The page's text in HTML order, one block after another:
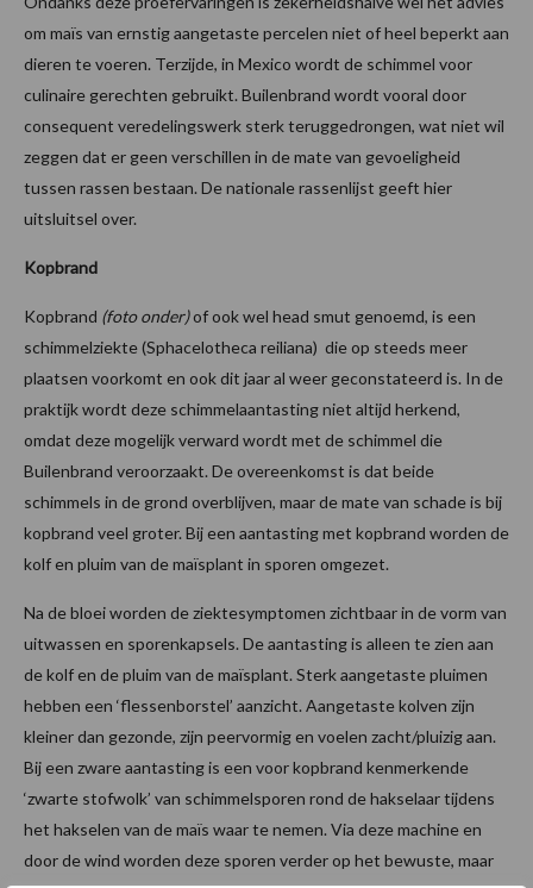
om maïs van ernstig aangetaste percelen niet of heel beperkt aan
dieren te voeren. Terzijde, in Mexico wordt de schimmel voor
culinaire gerechten gebruikt. Builenbrand wordt vooral door
consequent veredelingswerk sterk teruggedrongen, wat niet wil
zeggen dat er geen verschillen in de mate van gevoeligheid
tussen rassen bestaan. De nationale rassenlijst geeft hier
uitsluitsel over.
Kopbrand
Kopbrand (foto onder)of ook wel head smut genoemd, is een
schimmelziekte (Sphacelotheca reiliana) die op steeds meer
plaatsen voorkomt en ook dit jaar al weer geconstateerd is. In de
praktijk wordt deze schimmelaantasting niet altijd herkend,
omdat deze mogelijk verward wordt met de schimmel die
Builenbrand veroorzaakt. De overeenkomst is dat beide
schimmels in de grond overblijven, maar de mate van schade is bij
kopbrand veel groter. Bij een aantasting met kopbrand worden de
kolf en pluim van de maïsplant in sporen omgezet.
Na de bloei worden de ziektesymptomen zichtbaar in de vorm van
uitwassen en sporenkapsels. De aantasting is alleen te zien aan
de kolf en de pluim van de maïsplant. Sterk aangetaste pluimen
hebben een ‘flessenborstel’ aanzicht. Aangetaste kolven zijn
kleiner dan gezonde, zijn peervormig en voelen zacht/pluizig aan.
Bij een zware aantasting is een voor kopbrand kenmerkende
‘zwarte stofwolk’ van schimmelsporen rond de hakselaar tijdens
het hakselen van de maïs waar te nemen. Via deze machine en
door de wind worden deze sporen verder op het bewuste, maar